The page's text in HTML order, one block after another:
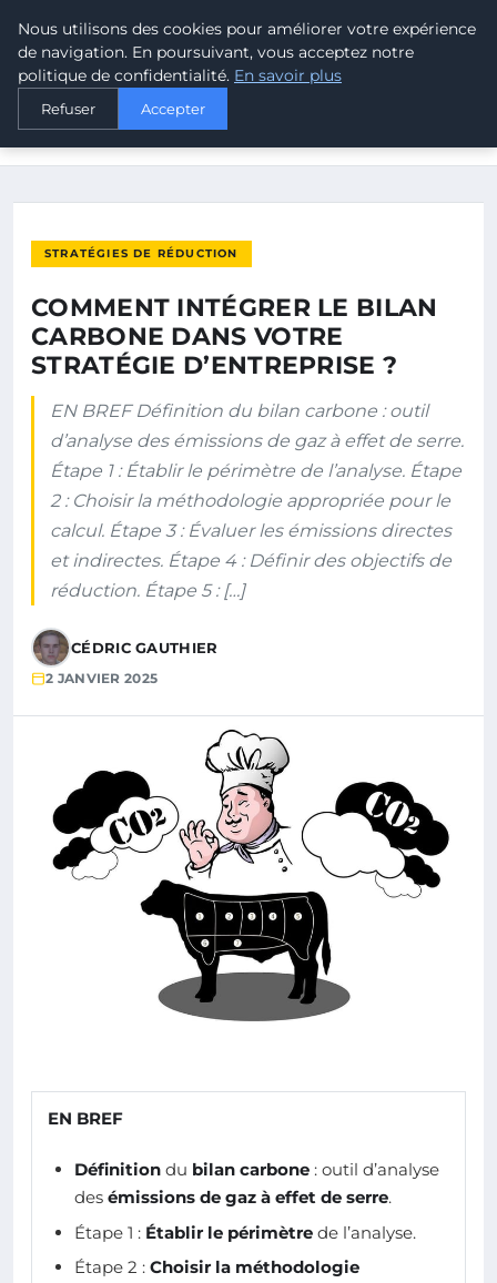
MALTA CLIMATE
ACCUEIL
COMMENT INTÉGRER LE BILAN CARBONE DANS VOTRE
STRATÉGIES DE RÉDUCTION
COMMENT INTÉGRER LE BILAN
CARBONE DANS VOTRE
STRATÉGIE D’ENTREPRISE ?
EN BREF Définition du bilan carbone : outil
d’analyse des émissions de gaz à effet de serre.
Étape 1 : Établir le périmètre de l’analyse. Étape
2 : Choisir la méthodologie appropriée pour le
calcul. Étape 3 : Évaluer les émissions directes
et indirectes. Étape 4 : Définir des objectifs de
réduction. Étape 5 : […]
CÉDRIC GAUTHIER
2 JANVIER 2025
EN BREF
Définition du bilan carbone : outil d’analyse
des émissions de gaz à effet de serre.
Étape 1 : Établir le périmètre de l’analyse.
Étape 2 : Choisir la méthodologie
Nous utilisons des cookies pour améliorer votre expérience
de navigation. En poursuivant, vous acceptez notre
politique de confidentialité. En savoir plus
Refuser Accepter